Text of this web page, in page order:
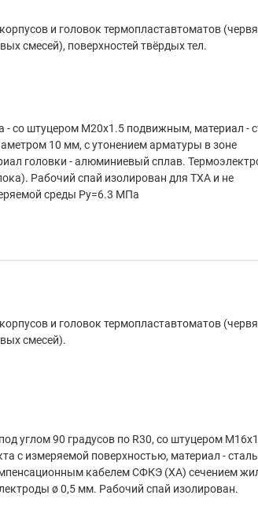
и головок термопластавтоматов
смесей), поверхностей твёрдых тел.
со штуцером М20х1.5 подвижным, материал -
10 мм, с утонением арматуры в зоне
головки - алюминиевый сплав.
Рабочий спай изолирован для ТХА и не
среды Ру=6.3 МПа
и головок термопластавтоматов
смесей).
углом 90 градусов по R30, со штуцером
с измеряемой поверхностью, материал - сталь
кабелем СФКЭ (ХА) сечением
ø 0,5 мм. Рабочий спай изолирован.